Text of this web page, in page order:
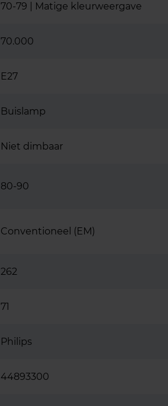
70-79 | Matige kleurweergave
70.000
E27
Buislamp
Niet dimbaar
80-90
Conventioneel (EM)
262
71
Philips
44893300